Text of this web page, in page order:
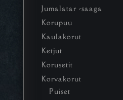
Jumalatar -saaga
Korupuu
Kaulakorut
Ketjut
Korusetit
Korvakorut
Puiset